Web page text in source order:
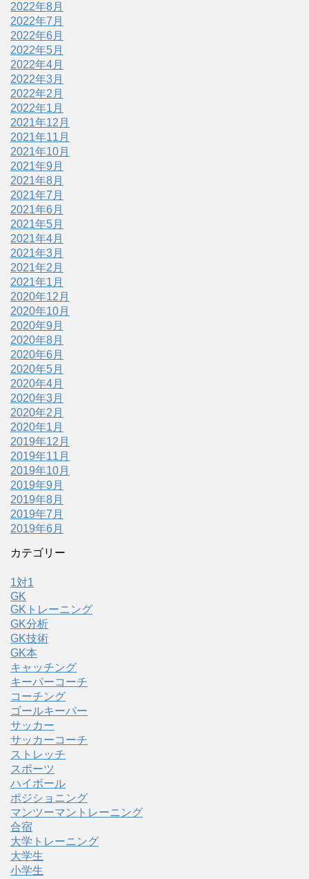
2022年8月
2022年7月
2022年6月
2022年5月
2022年4月
2022年3月
2022年2月
2022年1月
2021年12月
2021年11月
2021年10月
2021年9月
2021年8月
2021年7月
2021年6月
2021年5月
2021年4月
2021年3月
2021年2月
2021年1月
2020年12月
2020年10月
2020年9月
2020年8月
2020年6月
2020年5月
2020年4月
2020年3月
2020年2月
2020年1月
2019年12月
2019年11月
2019年10月
2019年9月
2019年8月
2019年7月
2019年6月
カテゴリー
1対1
GK
GKトレーニング
GK分析
GK技術
GK本
キャッチング
キーパーコーチ
コーチング
ゴールキーパー
サッカー
サッカーコーチ
ストレッチ
スポーツ
ハイボール
ポジショニング
マンツーマントレーニング
合宿
大学トレーニング
大学生
小学生